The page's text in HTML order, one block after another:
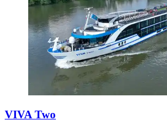
VIVA Two